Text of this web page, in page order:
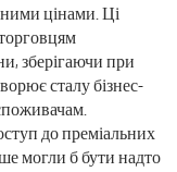
цінами. Ці
зберігаючи при
сталу бізнес-
до преміальних
могли б бути надто